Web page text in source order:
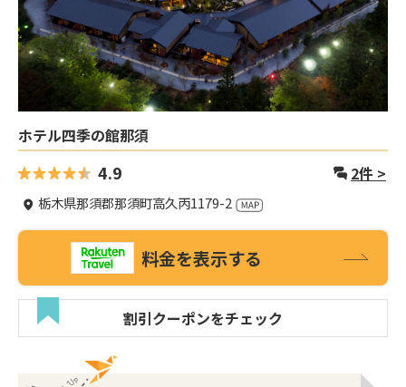
ホテル四季の館那須
4.9 2件 >
栃木県那須郡那須町高久丙1179-2
料金を表示する
割引クーポンをチェック